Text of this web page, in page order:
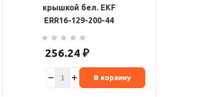
крышкой бел. EKF
ERR16-129-200-44
256.24 ₽
В корзину